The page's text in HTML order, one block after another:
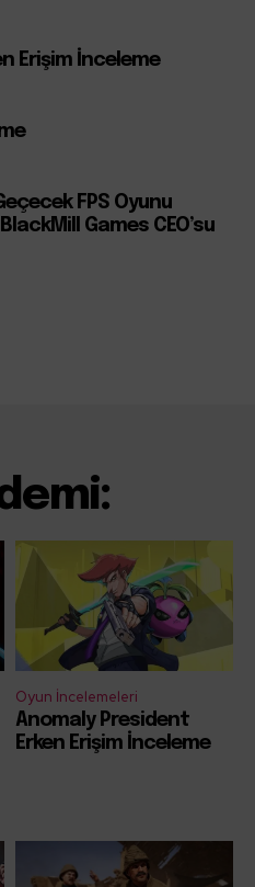
Erişim İnceleme
FPS Oyunu
Games CEO’su
Oyun İncelemeleri
Anomaly President
Erken Erişim İnceleme